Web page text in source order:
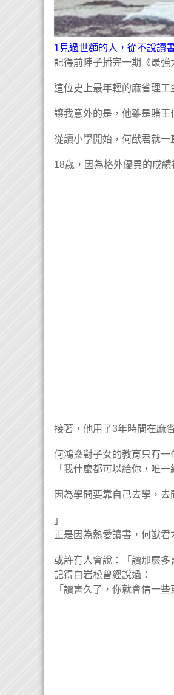
1見過世麵的人，從不說讀
記得前陣子播完一期《最強
這位史上最年輕的麻省理
讓我意外的是，他雖是賭王
從讀小學開始，何猷君就一
18歲，因為格外優異的成
接著，他用了3年時間在麻
何鴻燊對子女的教育只有一
「我什麼都可以給你，唯
因為學問要靠自己去學，去
」
正是因為熱愛讀書，何猷君
或許有人會說：「讀那麼多
記得白岩松曾經說過：
「讀書久了，你就會信一